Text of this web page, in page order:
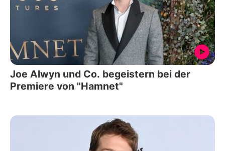
Joe Alwyn und Co. begeistern bei der
Premiere von "Hamnet"